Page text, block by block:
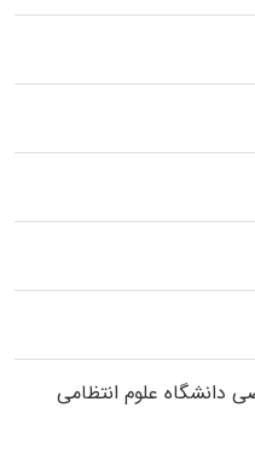
ﻋﻠﻮم انتظامی